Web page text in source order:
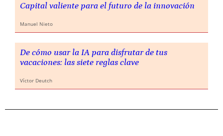
Capital valiente para el futuro de la innovación
Manuel Nieto
De cómo usar la IA para disfrutar de tus
vacaciones: las siete reglas clave
Víctor Deutch